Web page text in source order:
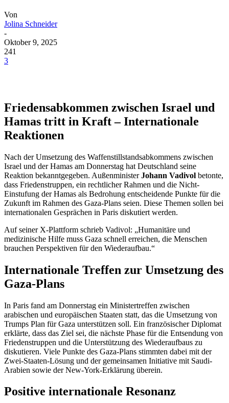
Von
Jolina Schneider
-
Oktober 9, 2025
241
3
Friedensabkommen zwischen Israel und
Hamas tritt in Kraft – Internationale
Reaktionen
Nach der Umsetzung des Waffenstillstandsabkommens zwischen
Israel und der Hamas am Donnerstag hat Deutschland seine
Reaktion bekanntgegeben. AußenministerJohann Vadivol betonte,
dass Friedenstruppen, ein rechtlicher Rahmen und die Nicht-
Einstufung der Hamas als Bedrohung entscheidende Punkte für die
Zukunft im Rahmen des Gaza-Plans seien. Diese Themen sollen bei
internationalen Gesprächen in Paris diskutiert werden.
Auf seiner X-Plattform schrieb Vadivol: „Humanitäre und
medizinische Hilfe muss Gaza schnell erreichen, die Menschen
brauchen Perspektiven für den Wiederaufbau.“
Internationale Treffen zur Umsetzung des
Gaza-Plans
In Paris fand am Donnerstag ein Ministertreffen zwischen
arabischen und europäischen Staaten statt, das die Umsetzung von
Trumps Plan für Gaza unterstützen soll. Ein französischer Diplomat
erklärte, dass das Ziel sei, die nächste Phase für die Entsendung von
Friedenstruppen und die Unterstützung des Wiederaufbaus zu
diskutieren. Viele Punkte des Gaza-Plans stimmten dabei mit der
Zwei-Staaten-Lösung und der gemeinsamen Initiative mit Saudi-
Arabien sowie der New-York-Erklärung überein.
Positive internationale Resonanz